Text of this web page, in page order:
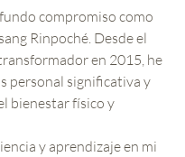
compromiso como
Rinpoché. Desde el
en 2015, he
personal significativa y
bienestar físico y
y aprendizaje en mi